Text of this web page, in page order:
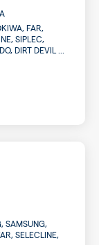
FAR,
SIPLEC,
DIRT DEVIL ...
SAMSUNG,
SELECLINE,